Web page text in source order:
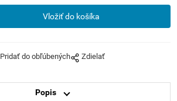
Pridať do obľúbených Zdielať
Popis